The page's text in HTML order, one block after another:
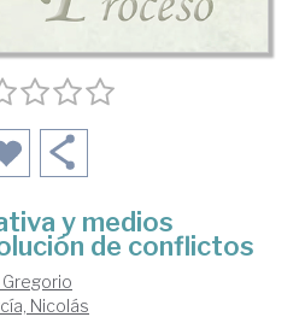
y medios
de conflictos
Nicolás